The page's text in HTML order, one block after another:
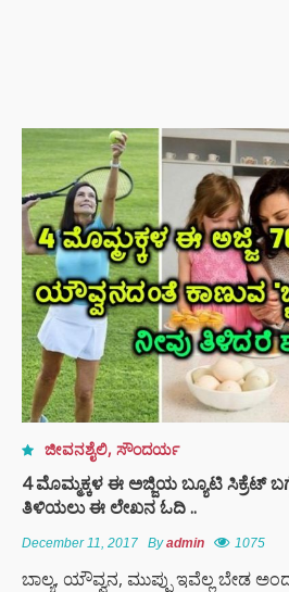
ಜೀವನಶೈಲಿ, ಸೌಂದರ್ಯ
4 ಮೊಮ್ಮಕ್ಕಳ ಈ ಅಜ್ಜಿಯ ಬ್ಯೂಟಿ ಸಿಕ್ರೆಟ್
ತಿಳಿಯಲು ಈ ಲೇಖನ ಓದಿ ..
December 11, 2017 Byadmin 1075
ಬಾಲ್ಯ, ಯೌವ್ವನ, ಮುಪ್ಪು ಇವೆಲ್ಲ ಬೇಡ